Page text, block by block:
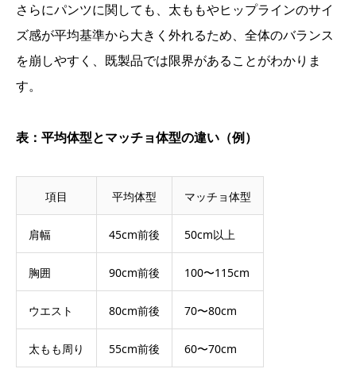
さらにパンツに関しても、太ももやヒップラインのサイ
ズ感が平均基準から大きく外れるため、全体のバランス
を崩しやすく、既製品では限界があることがわかりま
す。
表：平均体型とマッチョ体型の違い（例）
項目 平均体型 マッチョ体型
肩幅 45cm前後 50cm以上
胸囲 90cm前後 100〜115cm
ウエスト 80cm前後 70〜80cm
太もも周り 55cm前後 60〜70cm